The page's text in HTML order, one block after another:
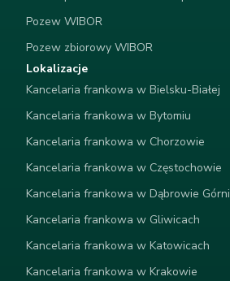
Pozew WIBOR
Pozew zbiorowy WIBOR
Lokalizacje
Kancelaria frankowa w Bielsku-Białej
Kancelaria frankowa w Bytomiu
Kancelaria frankowa w Chorzowie
Kancelaria frankowa w Częstochowie
Kancelaria frankowa w Dąbrowie
Kancelaria frankowa w Gliwicach
Kancelaria frankowa w Katowicach
Kancelaria frankowa w Krakowie